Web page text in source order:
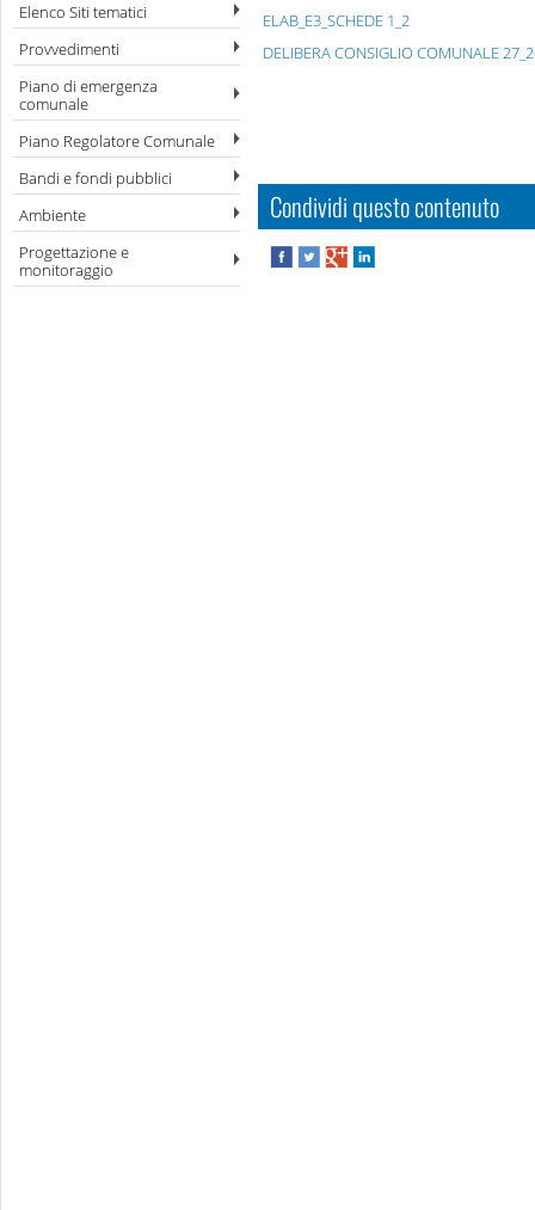
Elenco Siti tematici
Provvedimenti
Piano di emergenza
comunale
Piano Regolatore Comunale
Bandi e fondi pubblici
Ambiente
Progettazione e
monitoraggio
ELAB_E3_SCHEDE 1_2
DELIBERA CONSIGLIO COMUNALE
Condividi questo contenuto